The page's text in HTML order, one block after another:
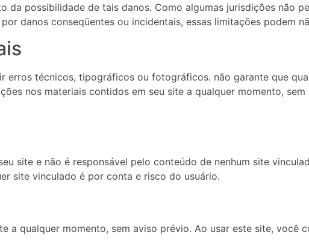
da possibilidade de tais danos. Como algumas jurisdições não
danos conseqüentes ou incidentais, essas limitações podem
erros técnicos, tipográficos ou fotográficos. não garante que
nos materiais contidos em seu site a qualquer momento,
site e não é responsável pelo conteúdo de nenhum site
site vinculado é por conta e risco do usuário.
a qualquer momento, sem aviso prévio. Ao usar este site, você